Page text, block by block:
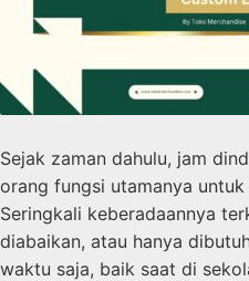
Sejak zaman dahulu, jam
orang fungsi utamanya
Seringkali keberadaannya
diabaikan, atau hanya
waktu saja, baik saat di